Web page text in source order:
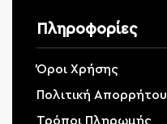
Πληροφορίες
Όροι Χρήσης
Πολιτική Απορρήτου
Τρόποι Πληρωμής